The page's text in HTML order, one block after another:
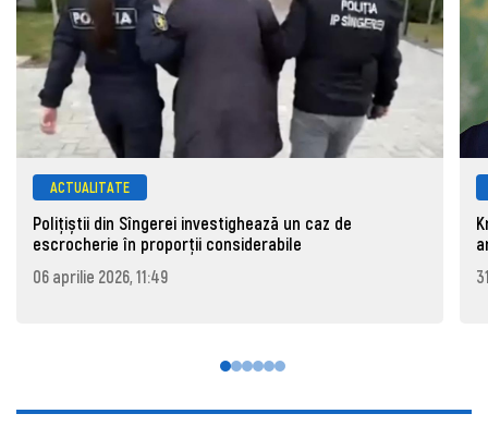
ACTUALITATE
Polițiștii din Sîngerei investighează un caz de
escrocherie în proporții considerabile
06 aprilie 2026, 11:49